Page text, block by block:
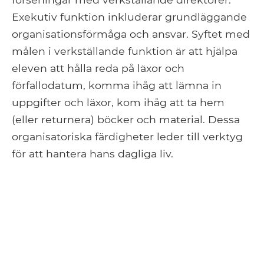
Exekutiv funktion inkluderar grundläggande
organisationsförmåga och ansvar. Syftet med
målen i verkställande funktion är att hjälpa
eleven att hålla reda på läxor och
förfallodatum, komma ihåg att lämna in
uppgifter och läxor, kom ihåg att ta hem
(eller returnera) böcker och material. Dessa
organisatoriska färdigheter leder till verktyg
för att hantera hans dagliga liv.